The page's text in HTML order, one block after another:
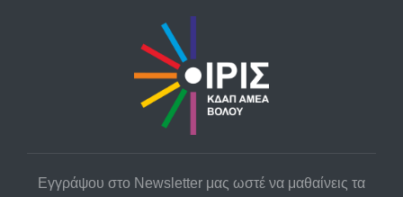
Εγγράψου στο Newsletter μας ωστέ να μαθαίνεις τα